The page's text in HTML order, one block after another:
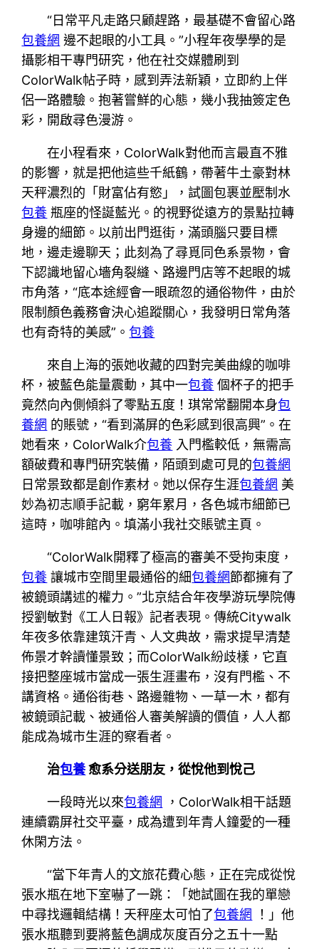
“日常平凡走路只顧趕路，最基礎不會留心路
包養網 邊不起眼的小工具。”小程年夜學學的是
攝影相干專門研究，他在社交媒體刷到
ColorWalk帖子時，感到弄法新穎，立即約上伴
侶一路體驗。抱著嘗鮮的心態，幾小我抽簽定色
彩，開啟尋色漫游。
在小程看來，ColorWalk對他而言最直不雅
的影響，就是把他這些千紙鶴，帶著牛土豪對林
天秤濃烈的「財富佔有慾」，試圖包裹並壓制水
包養 瓶座的怪誕藍光。的視野從遠方的景點拉轉
身邊的細節。以前出門逛街，滿頭腦只要目標
地，邊走邊聊天；此刻為了尋覓同色系景物，會
下認識地留心墻角裂縫、路邊門店等不起眼的城
市角落，“底本途經會一眼疏忽的通俗物件，由於
限制顏色義務會決心追蹤關心，我發明日常角落
也有奇特的美感”。包養
來自上海的張她收藏的四對完美曲線的咖啡
杯，被藍色能量震動，其中一包養 個杯子的把手
竟然向內側傾斜了零點五度！琪常常翻開本身包
養網 的賬號，“看到滿屏的色彩感到很高興”。在
她看來，ColorWalk介包養 入門檻較低，無需高
額破費和專門研究裝備，陌頭到處可見的包養網
日常景致都是創作素材。她以保存生涯包養網 美
妙為初志順手記載，窮年累月，各色城市細節已
這時，咖啡館內。填滿小我社交賬號主頁。
“ColorWalk開釋了極高的審美不受拘束度，
包養 讓城市空間里最通俗的細包養網節都擁有了
被鏡頭講述的權力。”北京結合年夜學游玩學院傳
授劉敏對《工人日報》記者表現。傳統Citywalk
年夜多依靠建筑汗青、人文典故，需求提早清楚
佈景才幹讀懂景致；而ColorWalk紛歧樣，它直
接把整座城市當成一張生涯畫布，沒有門檻、不
講資格。通俗街巷、路邊雜物、一草一木，都有
被鏡頭記載、被通俗人審美解讀的價值，人人都
能成為城市生涯的察看者。
治包養愈系分送朋友，從悅他到悅己
一段時光以來包養網
，ColorWalk相干話題
連續霸屏社交平臺，成為遭到年青人鐘愛的一種
休閑方法。
“當下年青人的文旅花費心態，正在完成從悅
張水瓶在地下室嚇了一跳：「她試圖在我的單戀
中尋找邏輯結構！天秤座太可怕了包養網
！」他
張水瓶聽到要將藍色調成灰度百分之五十一點